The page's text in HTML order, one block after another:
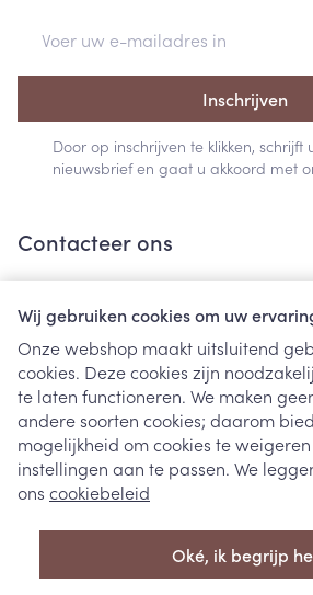
Wij gebruiken cookies om uw
Onze webshop maakt uitsluitend
cookies. Deze cookies zijn
te laten functioneren. We maken
andere soorten cookies; daarom
mogelijkheid om cookies te
instellingen aan te passen. We
ons cookiebeleid
Oké, ik begrijp
Inschrijven
Door op inschrijven te klikken, schrijft
nieuwsbrief en gaat u akkoord met
Contacteer ons
Juridische links